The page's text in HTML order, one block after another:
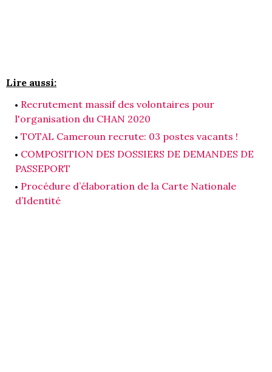
Lire aussi:
Recrutement massif des volontaires pour
l'organisation du CHAN 2020
TOTAL Cameroun recrute: 03 postes vacants !
COMPOSITION DES DOSSIERS DE DEMANDES DE
PASSEPORT
Procédure d’élaboration de la Carte Nationale
d’Identité